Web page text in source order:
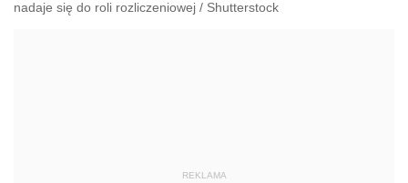
nadaje się do roli rozliczeniowej / Shutterstock